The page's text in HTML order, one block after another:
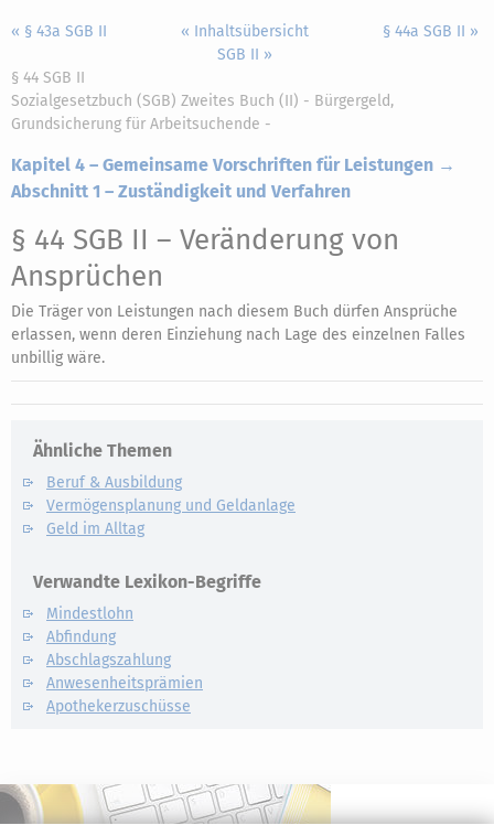
« § 43a SGB II
« Inhaltsübersicht
SGB II »
§ 44a SGB II »
§ 44 SGB II
Sozialgesetzbuch (SGB) Zweites Buch (II) - Bürgergeld,
Grundsicherung für Arbeitsuchende -
Kapitel 4 – Gemeinsame Vorschriften für Leistungen →
Abschnitt 1 – Zuständigkeit und Verfahren
§ 44 SGB II – Veränderung von
Ansprüchen
Die Träger von Leistungen nach diesem Buch dürfen Ansprüche
erlassen, wenn deren Einziehung nach Lage des einzelnen Falles
unbillig wäre.
Ähnliche Themen
Beruf & Ausbildung
Vermögensplanung und Geldanlage
Geld im Alltag
Verwandte Lexikon-Begriffe
Mindestlohn
Abfindung
Abschlagszahlung
Anwesenheitsprämien
Apothekerzuschüsse